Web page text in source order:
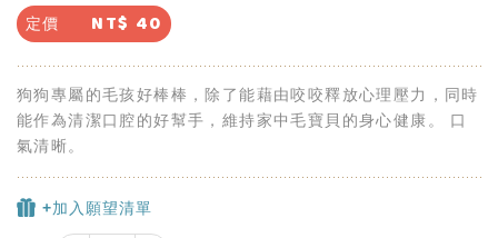
定價 NT$ 40
狗狗專屬的毛孩好棒棒，除了能藉由咬咬釋放心理壓力，同時
能作為清潔口腔的好幫手，維持家中毛寶貝的身心健康。 口
氣清晰。
+加入願望清單